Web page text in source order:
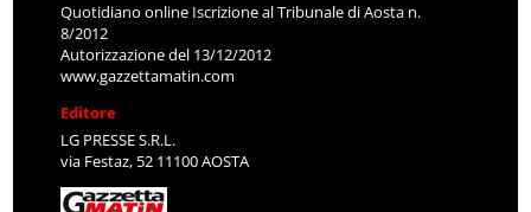
Quotidiano online Iscrizione al Tribunale di Aosta n.
8/2012
Autorizzazione del 13/12/2012
www.gazzettamatin.com
Editore
LG PRESSE S.R.L.
via Festaz, 52 11100 AOSTA